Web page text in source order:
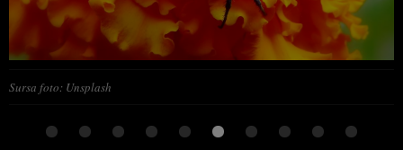
Sursa foto: Unsplash